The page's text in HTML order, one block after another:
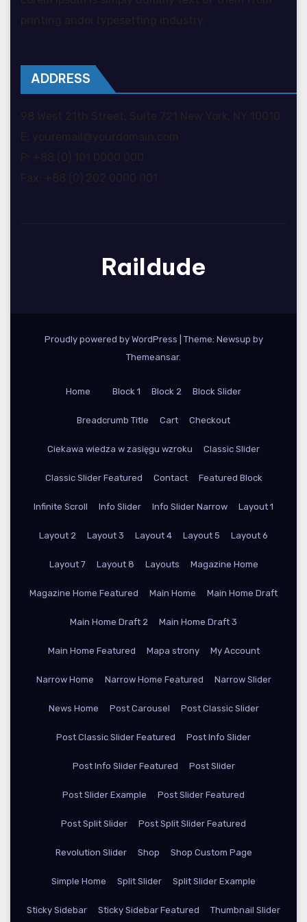
ADDRESS
Raildude
Proudly powered by WordPress
Theme: Newsup by
Themeansar.
Home Block 1 Block 2 Block Slider
Breadcrumb Title Cart Checkout
Ciekawa wiedza w zasięgu wzroku Classic Slider
Classic Slider Featured Contact Featured Block
Infinite Scroll Info Slider Info Slider Narrow Layout 1
Layout 2 Layout 3 Layout 4 Layout 5 Layout 6
Layout 7 Layout 8 Layouts Magazine Home
Magazine Home Featured Main Home Main Home Draft
Main Home Draft 2 Main Home Draft 3
Main Home Featured Mapa strony My Account
Narrow Home Narrow Home Featured Narrow Slider
News Home Post Carousel Post Classic Slider
Post Classic Slider Featured Post Info Slider
Post Info Slider Featured Post Slider
Post Slider Example Post Slider Featured
Post Split Slider Post Split Slider Featured
Revolution Slider Shop Shop Custom Page
Simple Home Split Slider Split Slider Example
Sticky Sidebar Sticky Sidebar Featured Thumbnail Slider